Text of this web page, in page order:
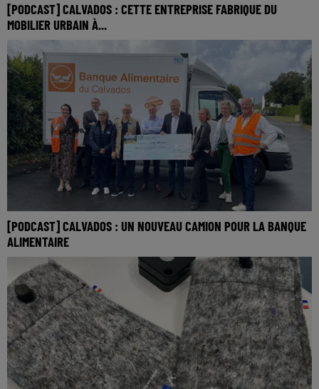
[PODCAST] CALVADOS : CETTE ENTREPRISE FABRIQUE DU
MOBILIER URBAIN À...
[PODCAST] CALVADOS : UN NOUVEAU CAMION POUR LA BANQUE
ALIMENTAIRE